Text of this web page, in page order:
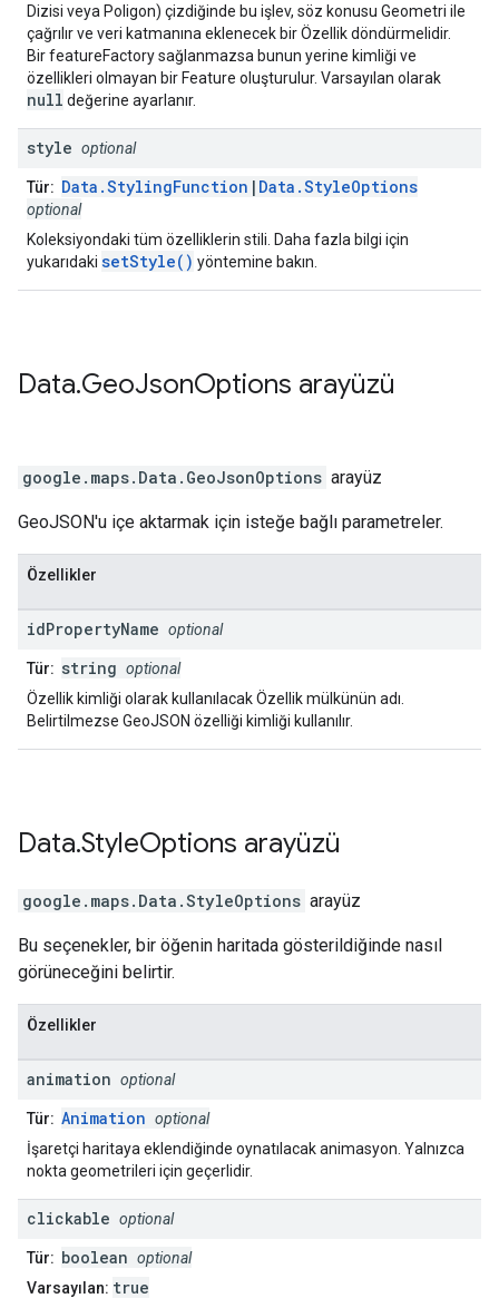
Dizisi veya Poligon) çizdiğinde bu işlev, söz konusu Geometri ile
çağrılır ve veri katmanına eklenecek bir Özellik döndürmelidir.
Bir featureFactory sağlanmazsa bunun yerine kimliği ve
özellikleri olmayan bir Feature oluşturulur. Varsayılan olarak
null değerine ayarlanır.
style optional
Tür: Data.StylingFunction | Data.StyleOptions
optional
Koleksiyondaki tüm özelliklerin stili. Daha fazla bilgi için
yukarıdaki setStyle() yöntemine bakın.
Data.GeoJsonOptions arayüzü
google.maps. Data.GeoJsonOptions arayüz
GeoJSON'u içe aktarmak için isteğe bağlı parametreler.
Özellikler
idPropertyName optional
Tür: string optional
Özellik kimliği olarak kullanılacak Özellik mülkünün adı.
Belirtilmezse GeoJSON özelliği kimliği kullanılır.
Data.StyleOptions arayüzü
google.maps. Data.StyleOptions arayüz
Bu seçenekler, bir öğenin haritada gösterildiğinde nasıl
görüneceğini belirtir.
Özellikler
animation optional
Tür: Animation optional
İşaretçi haritaya eklendiğinde oynatılacak animasyon. Yalnızca
nokta geometrileri için geçerlidir.
clickable optional
Tür: boolean optional
Varsayılan: true